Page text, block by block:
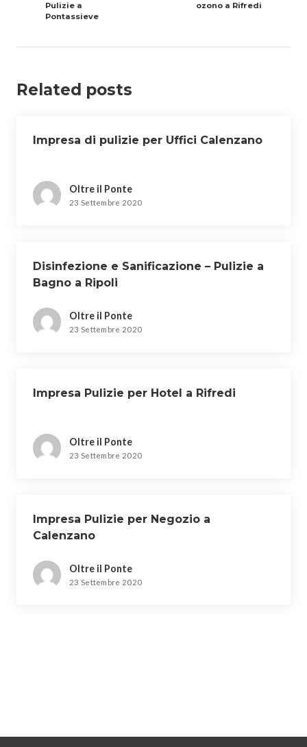
Pulizie a
Pontassieve
ozono a Rifredi
Related posts
Impresa di pulizie per Uffici Calenzano
Oltre il Ponte
23 Settembre 2020
Disinfezione e Sanificazione – Pulizie a
Bagno a Ripoli
Oltre il Ponte
23 Settembre 2020
Impresa Pulizie per Hotel a Rifredi
Oltre il Ponte
23 Settembre 2020
Impresa Pulizie per Negozio a
Calenzano
Oltre il Ponte
23 Settembre 2020